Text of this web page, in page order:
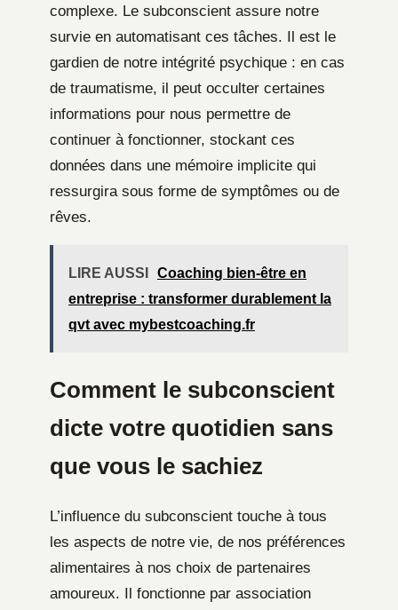
complexe. Le subconscient assure notre
survie en automatisant ces tâches. Il est le
gardien de notre intégrité psychique : en cas
de traumatisme, il peut occulter certaines
informations pour nous permettre de
continuer à fonctionner, stockant ces
données dans une mémoire implicite qui
ressurgira sous forme de symptômes ou de
rêves.
LIRE AUSSI
Coaching bien-être en
entreprise : transformer durablement la
qvt avec mybestcoaching.fr
Comment le subconscient
dicte votre quotidien sans
que vous le sachiez
L’influence du subconscient touche à tous
les aspects de notre vie, de nos préférences
alimentaires à nos choix de partenaires
amoureux. Il fonctionne par association